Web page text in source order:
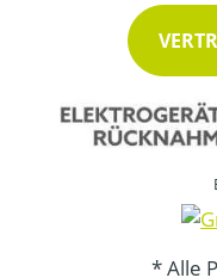
* Alle